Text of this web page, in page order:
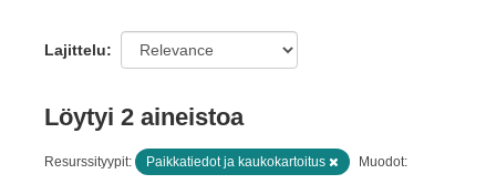
Lajittelu
Löytyi 2 aineistoa
Resurssityypit: Paikkatiedot ja kaukokartoitus Muodot: